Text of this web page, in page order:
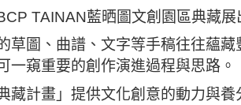
TAINAN藍晒圖文創園區典藏展
草圖、曲譜、文字等手稿往往蘊
一窺重要的創作演進過程與思路。
藏計畫」提供文化創意的動力與